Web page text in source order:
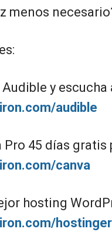
menos
y
audible
Pro 45 días
canva
hosting
hostinger